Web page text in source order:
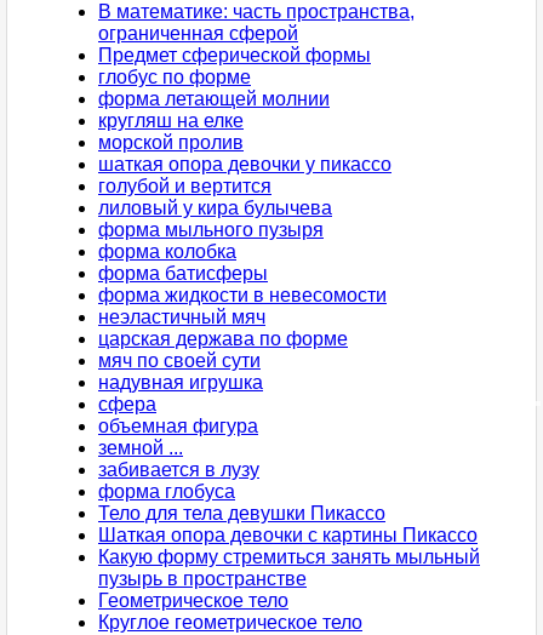
В математике: часть пространства,
ограниченная сферой
Предмет сферической формы
глобус по форме
форма летающей молнии
кругляш на елке
морской пролив
шаткая опора девочки у пикассо
голубой и вертится
лиловый у кира булычева
форма мыльного пузыря
форма колобка
форма батисферы
форма жидкости в невесомости
неэластичный мяч
царская держава по форме
мяч по своей сути
надувная игрушка
сфера
объемная фигура
земной ...
забивается в лузу
форма глобуса
Тело для тела девушки Пикассо
Шаткая опора девочки с картины Пикассо
Какую форму стремиться занять мыльный
пузырь в пространстве
Геометрическое тело
Круглое геометрическое тело